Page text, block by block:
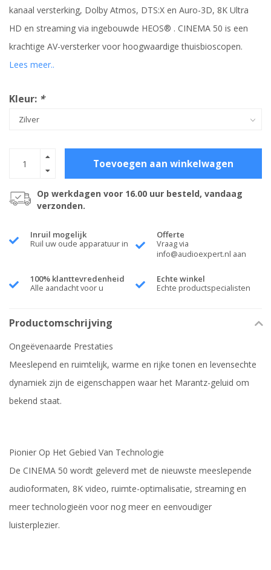
kanaal versterking, Dolby Atmos, DTS:X en Auro-3D, 8K Ultra
HD en streaming via ingebouwde HEOS® . CINEMA 50 is een
krachtige AV-versterker voor hoogwaardige thuisbioscopen.
Lees meer..
Kleur: *
Toevoegen aan winkelwagen
Op werkdagen voor 16.00 uur besteld, vandaag
verzonden.
Inruil mogelijk
Ruil uw oude apparatuur in
Offerte
Vraag via
info@audioexpert.nl aan
100% klanttevredenheid
Alle aandacht voor u
Echte winkel
Echte productspecialisten
Productomschrijving
Ongeëvenaarde Prestaties
Meeslepend en ruimtelijk, warme en rijke tonen en levensechte
dynamiek zijn de eigenschappen waar het Marantz-geluid om
bekend staat.
Pionier Op Het Gebied Van Technologie
De CINEMA 50 wordt geleverd met de nieuwste meeslepende
audioformaten, 8K video, ruimte-optimalisatie, streaming en
meer technologieën voor nog meer en eenvoudiger
luisterplezier.